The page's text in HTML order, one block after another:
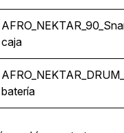
caja
batería